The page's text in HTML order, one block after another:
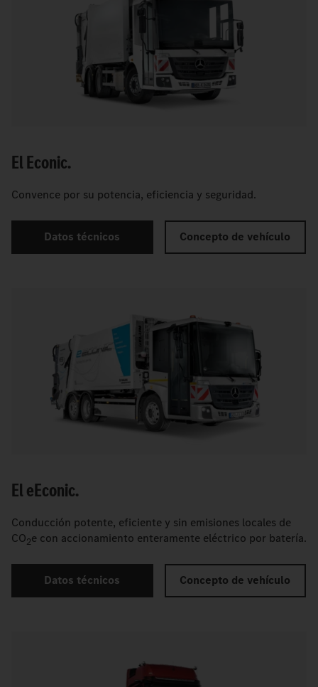
El Econic.
Convence por su potencia, eficiencia y seguridad.
Datos técnicos Concepto de vehículo
EleEconic.
Conducción potente, eficiente y sin emisiones locales de
CO2e con accionamiento enteramente eléctrico por batería.
Datos técnicos Concepto de vehículo